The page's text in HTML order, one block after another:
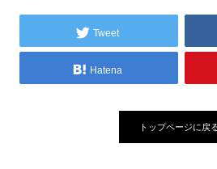
Tweet
Hatena
トップページに戻